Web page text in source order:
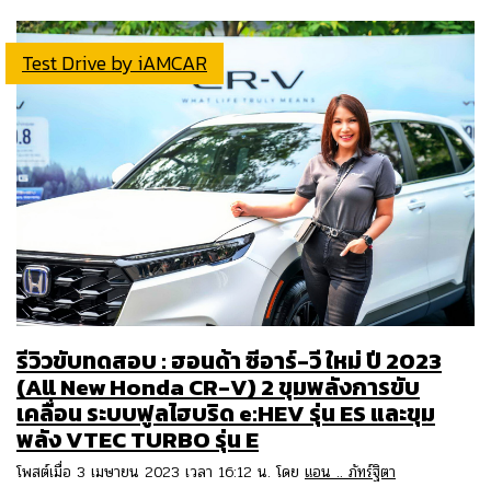
Test Drive by iAMCAR
รีวิวขับทดสอบ : ฮอนด้า ซีอาร์-วี ใหม่ ปี 2023
(All New Honda CR-V) 2 ขุมพลังการขับ
เคลื่อน ระบบฟูลไฮบริด e:HEV รุ่น ES และขุม
พลัง VTEC TURBO รุ่น E
โพสต์เมื่อ 3 เมษายน 2023 เวลา 16:12 น. โดย แอน .. ภัทร์ฐิตา